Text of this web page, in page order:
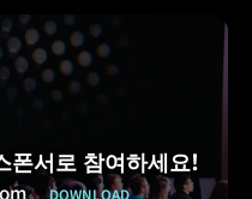
폰서로 참여하세요!
DOWNLOAD